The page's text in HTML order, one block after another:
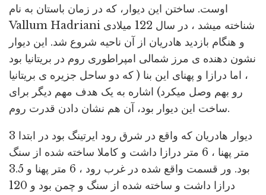
اوست. ساختن این دیوار، که در زمان باستان به نام
Vallum Hadriani شناخته میشد ، در سال 122 میلادی
و هنگام بازدید هادریان از آن ناحیه شروع شد. این دیوار
نشون دهنده ی مرز شمالی امپراطوری روم در بریتانیا بود
، اما درازا و پهنای این بنا ( که دو ساحل جزیره ی بریتانیا
رو بهم وصل میکرد) اشاره به یک هدف مهم دیگر برای
ساخت این دیوار بود، آن هم نشان دادن قدرت روم.
دیوار هادریان که واقع در شرق رود ایرتینگ بود در ابتدا 3
متر پهنا ، 6 متر درازا داشت و کاملا ساخته شده از سنگ
بود. ور قسمت واقع شده در غرب رود ، 6 متر پهنا و 3.5
درازا داشت و ساخته شده از سنگ و چمن بود و 120